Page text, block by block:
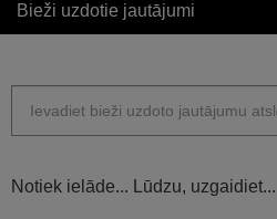
Bieži uzdotie jautājumi
Notiek ielāde... Lūdzu, uzgaidiet...